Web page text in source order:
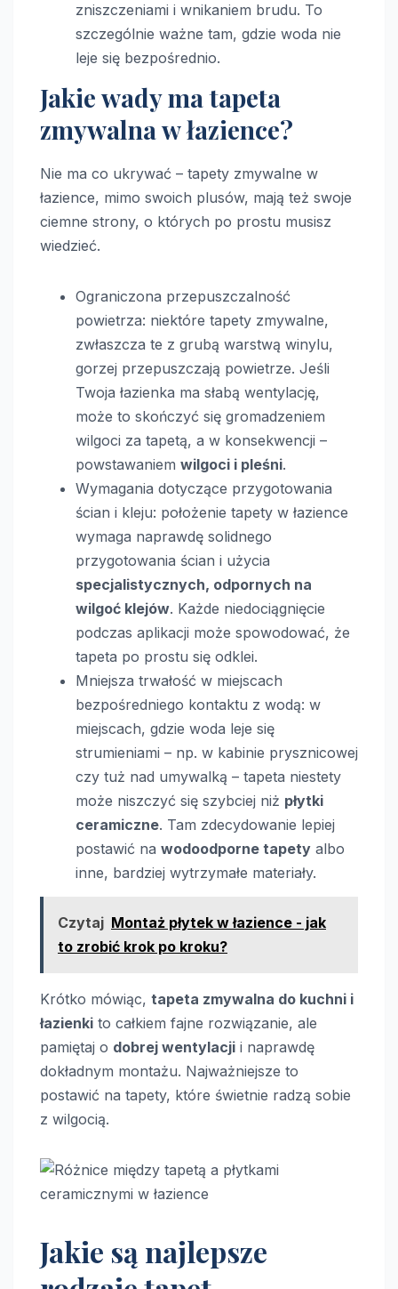
zniszczeniami i wnikaniem brudu. To
szczególnie ważne tam, gdzie woda nie
leje się bezpośrednio.
Jakie wady ma tapeta
zmywalna w łazience?
Nie ma co ukrywać – tapety zmywalne w
łazience, mimo swoich plusów, mają też swoje
ciemne strony, o których po prostu musisz
wiedzieć.
Ograniczona przepuszczalność
powietrza: niektóre tapety zmywalne,
zwłaszcza te z grubą warstwą winylu,
gorzej przepuszczają powietrze. Jeśli
Twoja łazienka ma słabą wentylację,
może to skończyć się gromadzeniem
wilgoci za tapetą, a w konsekwencji –
powstawaniem wilgoci i pleśni.
Wymagania dotyczące przygotowania
ścian i kleju: położenie tapety w łazience
wymaga naprawdę solidnego
przygotowania ścian i użycia
specjalistycznych, odpornych na
wilgoć klejów. Każde niedociągnięcie
podczas aplikacji może spowodować, że
tapeta po prostu się odklei.
Mniejsza trwałość w miejscach
bezpośredniego kontaktu z wodą: w
miejscach, gdzie woda leje się
strumieniami – np. w kabinie prysznicowej
czy tuż nad umywalką – tapeta niestety
może niszczyć się szybciej niż płytki
ceramiczne. Tam zdecydowanie lepiej
postawić na wodoodporne tapety albo
inne, bardziej wytrzymałe materiały.
Czytaj Montaż płytek w łazience - jak
to zrobić krok po kroku?
Krótko mówiąc, tapeta zmywalna do kuchni i
łazienki to całkiem fajne rozwiązanie, ale
pamiętaj o dobrej wentylacji i naprawdę
dokładnym montażu. Najważniejsze to
postawić na tapety, które świetnie radzą sobie
z wilgocią.
Jakie są najlepsze